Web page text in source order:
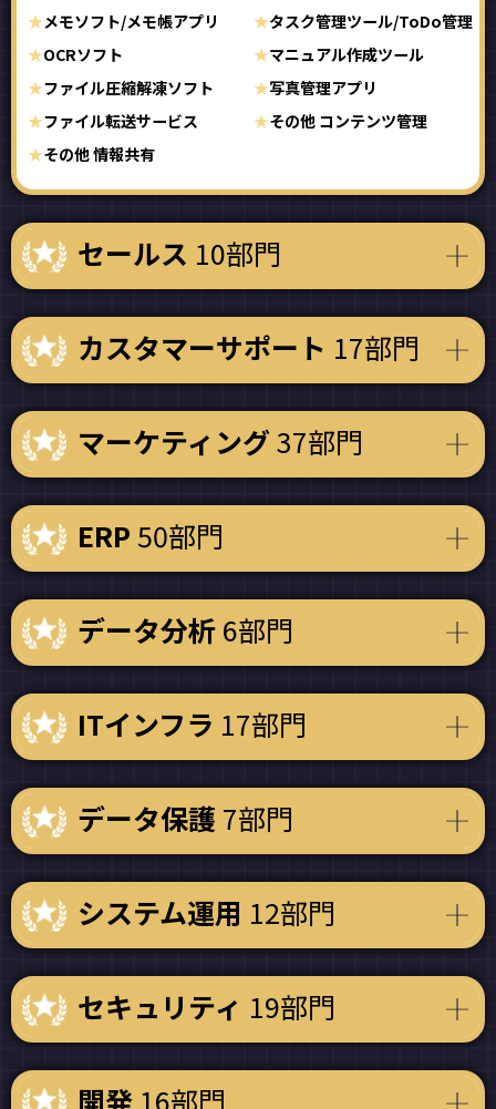
メモソフト/メモ帳アプリ
タスク管理ツール/ToDo管理
OCRソフト
マニュアル作成ツール
ファイル圧縮解凍ソフト
写真管理アプリ
ファイル転送サービス
その他 コンテンツ管理
その他 情報共有
セールス 10部門
カスタマーサポート 17部門
マーケティング37部門
ERP 50部門
データ分析6部門
ITインフラ 17部門
データ保護 7部門
システム運用 12部門
セキュリティ 19部門
開発 16部門